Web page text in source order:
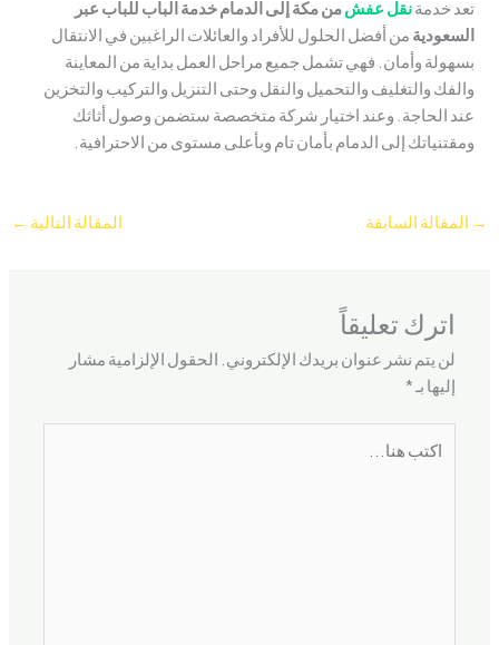
تعد خدمةنقل عفشمن مكة إلى الدمام خدمة الباب للباب عبر
السعودية من أفضل الحلول للأفراد والعائلات الراغبين في الانتقال
بسهولة وأمان. فهي تشمل جميع مراحل العمل بداية من المعاينة
والفك والتغليف والتحميل والنقل وحتى التنزيل والتركيب والتخزين
عند الحاجة. وعند اختيار شركة متخصصة ستضمن وصول أثاثك
ومقتنياتك إلى الدمام بأمان تام وبأعلى مستوى من الاحترافية.
→ المقالة السابقة المقالة التالية ←
اترك تعليقاً
لن يتم نشر عنوان بريدك الإلكتروني. الحقول الإلزامية مشار
إليها بـ*
هنا...